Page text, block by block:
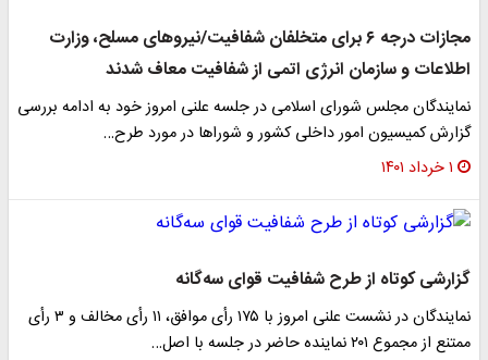
مجازات درجه ۶ برای متخلفان شفافیت/نیروهای مسلح، وزارت
اطلاعات و سازمان انرژی اتمی از شفافیت معاف شدند
نمایندگان مجلس شورای اسلامی در جلسه علنی امروز خود به ادامه بررسی
گزارش کمیسیون امور داخلی کشور و شوراها در مورد طرح…
۱ خرداد ۱۴۰۱
گزارشی کوتاه از طرح شفافیت قوای سه‌گانه
نمایندگان در نشست علنی امروز با ۱۷۵ رأی موافق، ۱۱ رأی مخالف و ۳ رأی
ممتنع از مجموع ۲۰۱ نماینده حاضر در جلسه با اصل…